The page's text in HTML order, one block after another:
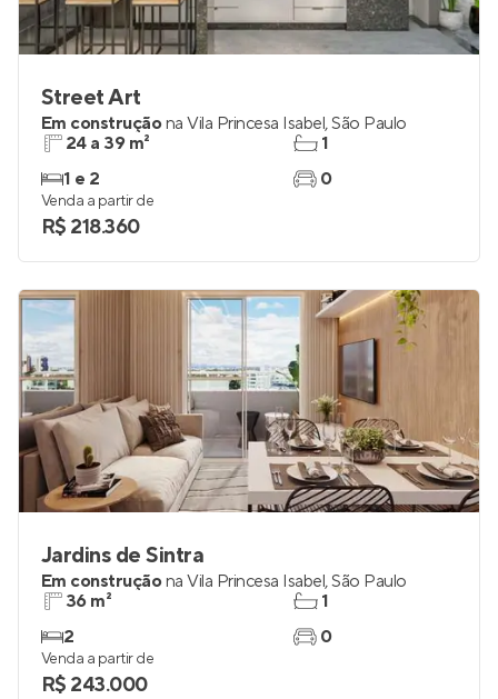
Street Art
Em construçãona Vila Princesa Isabel,São Paulo
24 a 39 m²
1 e 2
1
0
Venda a partir de
R$ 218.360
Jardins de Sintra
Em construçãona Vila Princesa Isabel,São Paulo
36 m²
2
1
0
Venda a partir de
R$ 243.000